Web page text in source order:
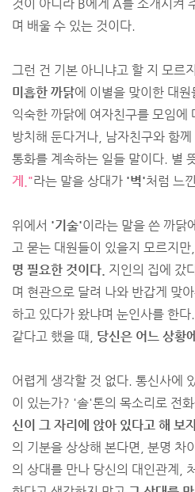
것이 아니라 B에게 A를 소개시켜
며 배울 수 있는 것이다.
그런 건 기본 아니냐고 할 지 모르
미흡한 까닭에 이별을 맞이한 대
익숙한 까닭에 여자친구를 모임에
방치해 둔다거나, 남자친구와 함
통화를 계속하는 일들 말이다. 별
게."라는 말을 상대가 '벽'처럼 느
위에서 '기술'이라는 말을 쓴 까닭
고 묻는 대원들이 있을지 모르지만,
명 필요한 것이다. 지인의 집에 갔
며 현관으로 달려 나와 반갑게 맞
하고 있다가 왔냐며 눈인사를 한다
같다고 했을 때, 당신은 어느 상황
어렵게 생각할 것 없다. 통신사에
이 있는가? '솔'톤의 목소리로 전
신이 그 자리에 앉아 있다고 해 보
의 기분을 상상해 본다면, 분명 차
의 상대를 만나 당신의 대인관계,